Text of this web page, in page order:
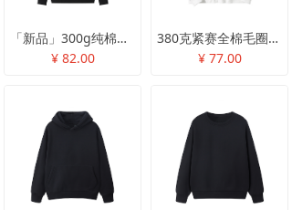
「新品」300g纯棉帽衫卫衣
¥ 82.00
380克紧赛全棉毛圈卫衣
¥ 77.00